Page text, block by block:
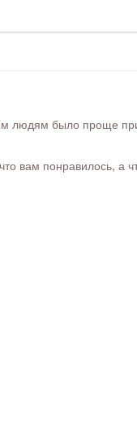
людям было проще
вам понравилось, а